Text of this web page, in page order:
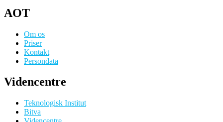
AOT
Om os
Priser
Kontakt
Persondata
Videncentre
Teknologisk Institut
Bitva